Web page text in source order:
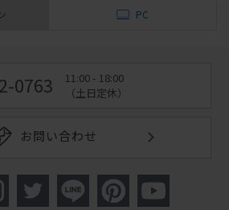
PC
0763
11:00 - 18:00
（土日定休）
お問い合わせ